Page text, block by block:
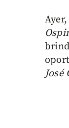
José